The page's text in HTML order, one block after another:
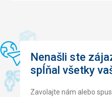
Nenašli ste
spĺňal všetky
Zavolajte nám alebo